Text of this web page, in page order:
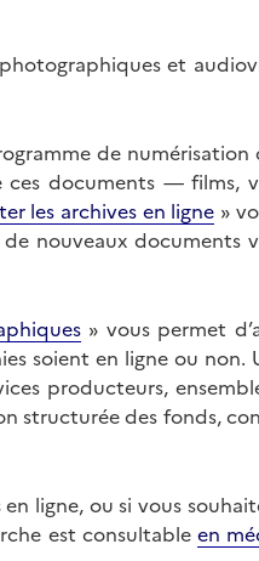
et
de
documents — films,
les archives en ligne »
nouveaux
» vous permet
soient en ligne ou non.
producteurs,
structurée des fonds,
ligne, ou si vous
est consultable en